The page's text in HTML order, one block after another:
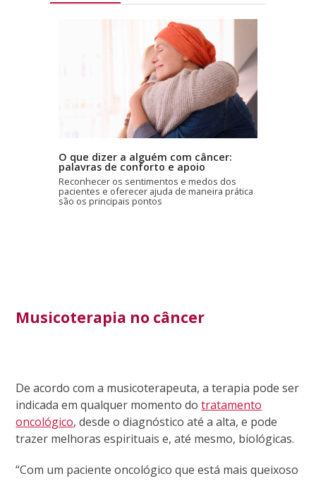
O que dizer a alguém com câncer:
palavras de conforto e apoio
Reconhecer os sentimentos e medos dos
pacientes e oferecer ajuda de maneira prática
são os principais pontos
Musicoterapia no câncer
De acordo com a musicoterapeuta, a terapia pode ser
indicada em qualquer momento dotratamento
oncológico, desde o diagnóstico até a alta, e pode
trazer melhoras espirituais e, até mesmo, biológicas.
“Com um paciente oncológico que está mais queixoso